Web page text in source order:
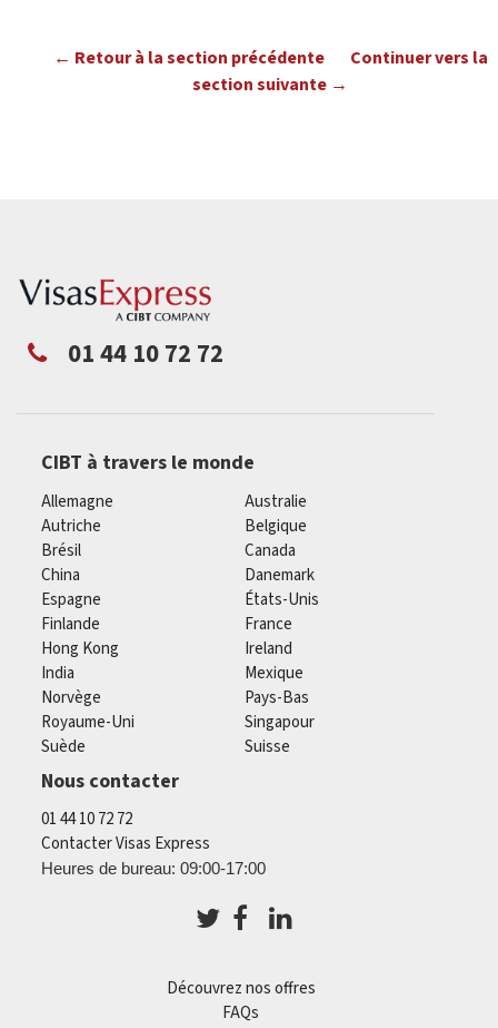
← Retour à la section précédente
Continuer vers la
section suivante →
01 44 10 72 72
CIBT à travers le monde
Allemagne
Australie
Autriche
Belgique
Brésil
Canada
China
Danemark
Espagne
États-Unis
Finlande
France
Hong Kong
Ireland
India
Mexique
Norvège
Pays-Bas
Royaume-Uni
Singapour
Suède
Suisse
Nous contacter
01 44 10 72 72
Contacter Visas Express
Heures de bureau: 09:00-17:00
Découvrez nos offres
FAQs